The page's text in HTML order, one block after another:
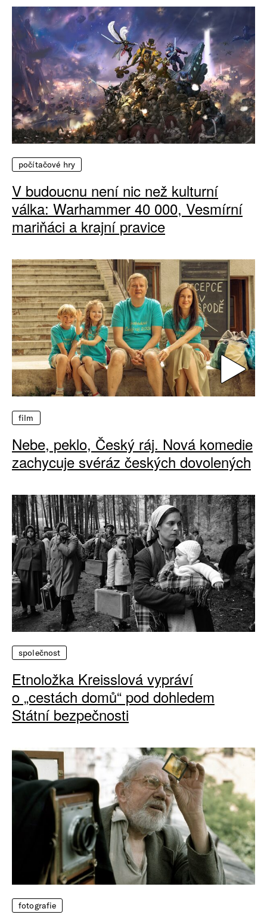
počítačové hry
V budoucnu není nic než kulturní
válka: Warhammer 40 000, Vesmírní
mariňáci a krajní pravice
film
Nebe, peklo, Český ráj. Nová komedie
zachycuje svéráz českých dovolených
společnost
Etnoložka Kreisslová vypráví
o „cestách domů“ pod dohledem
Státní bezpečnosti
fotografie